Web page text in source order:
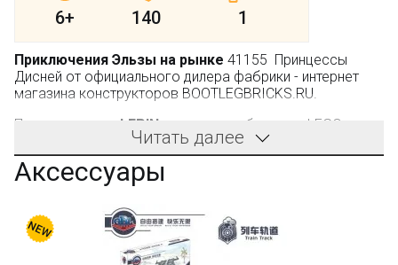
6+ 140 1
Приключения Эльзы на рынке 41155 Принцессы
Дисней от официального дилера фабрики - интернет
магазина конструкторов BOOTLEGBRICKS.RU.
Производитель: LEPIN , не является брендом LEGO.
Из кубиков, вложенных в эту красочную коробку,
девочке предстоит построить несколько моделей.
Основным сооружением будет часовая башня. Именно
с ней связан весь сюжет истории, участницей которой
окажется Эльза.
Вторым особо приметным элементом в конструкторе
Читать далее
Аксессуары